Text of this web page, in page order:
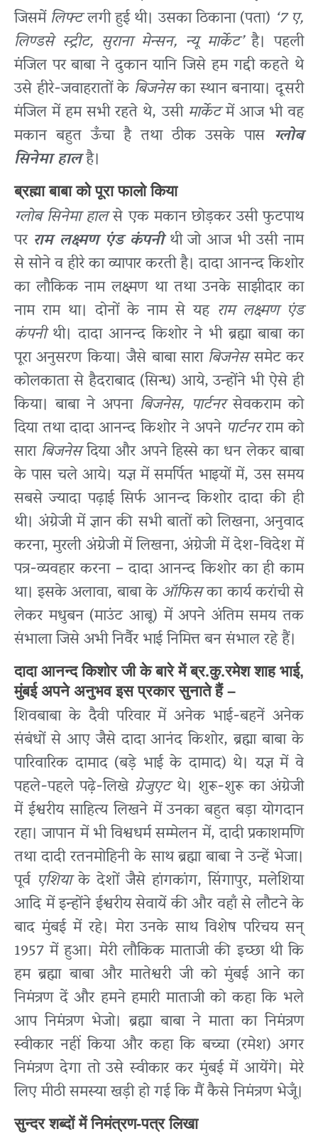
जिसमेंलिफ्टलगी हुई थी। उसका ठिकाना (पता) ‘7 ए,
लिण्डसे स्ट्रीट, सुराना मेन्सन, न्यू मार्केट’है। पहली
मंजिल पर बाबा ने दुकान यानि जिसे हम गद्दी कहते थे
उसे हीरे-जवाहरातों के बिजनेसका स्थान बनाया। दूसरी
मंजिल में हम सभी रहते थे, उसीमार्केटमें आज भी वह
मकान बहुत ऊँचा है तथा ठीक उसके पास ग्लोब
सिनेमा हालहै।
ब्रह्मा बाबा को पूरा फालो किया
ग्लोब सिनेमा हालसे एक मकान छोड़कर उसी फुटपाथ
पर राम लक्ष्मण एंड कंपनीथी जो आज भी उसी नाम
से सोने व हीरे का व्यापार करती है। दादा आनन्द किशोर
का लौकिक नाम लक्ष्मण था तथा उनके साझीदार का
नाम राम था। दोनों के नाम से यह राम लक्ष्मण एंड
कंपनीथी। दादा आनन्द किशोर ने भी ब्रह्मा बाबा का
पूरा अनुसरण किया। जैसे बाबा साराबिजनेससमेट कर
कोलकाता से हैदराबाद (सिन्ध) आये, उन्होंने भी ऐसे ही
किया। बाबा ने अपना बिजनेस, पार्टनरसेवकराम को
दिया तथा दादा आनन्द किशोर ने अपनेपार्टनरराम को
साराबिजनेसदिया और अपने हिस्से का धन लेकर बाबा
के पास चले आये। यज्ञ में समर्पित भाइयों में, उस समय
सबसे ज्यादा पढ़ाई सिर्फ आनन्द किशोर दादा की ही
थी। अंग्रेजी में ज्ञान की सभी बातों को लिखना, अनुवाद
करना, मुरली अंग्रेजी में लिखना, अंग्रेजी में देश-विदेश में
पत्र-व्यवहार करना – दादा आनन्द किशोर का ही काम
था। इसके अलावा, बाबा केऑफिसका कार्य करांची से
लेकर मधुबन (माउंट आबू) में अपने अंतिम समय तक
संभाला जिसे अभी निर्वैर भाई निमित्त बन संभाल रहे हैं।
दादा आनन्द किशोर जी के बारे में ब्र.कु.रमेश शाह भाई,
मुंबई अपने अनुभव इस प्रकार सुनाते हैं –
शिवबाबा के दैवी परिवार में अनेक भाई-बहनें अनेक
संबंधों से आए जैसे दादा आनंद किशोर, ब्रह्मा बाबा के
पारिवारिक दामाद (बड़े भाई के दामाद) थे। यज्ञ में वे
पहले-पहले पढ़े-लिखे ग्रेजुएटथे। शुरू-शुरू का अंग्रेजी
में ईश्वरीय साहित्य लिखने में उनका बहुत बड़ा योगदान
रहा। जापान में भी विश्वधर्म सम्मेलन में, दादी प्रकाशमणि
तथा दादी रतनमोहिनी के साथ ब्रह्मा बाबा ने उन्हें भेजा।
पूर्व एशियाके देशों जैसे हांगकांग, सिंगापुर, मलेशिया
आदि में इन्होंने ईश्वरीय सेवायें की और वहाँ से लौटने के
बाद मुंबई में रहे। मेरा उनके साथ विशेष परिचय सन्
1957 में हुआ। मेरी लौकिक माताजी की इच्छा थी कि
हम ब्रह्मा बाबा और मातेश्वरी जी को मुंबई आने का
निमंत्रण दें और हमने हमारी माताजी को कहा कि भले
आप निमंत्रण भेजो। ब्रह्मा बाबा ने माता का निमंत्रण
स्वीकार नहीं किया और कहा कि बच्चा (रमेश) अगर
निमंत्रण देगा तो उसे स्वीकार कर मुंबई में आयेंगे। मेरे
लिए मीठी समस्या खड़ी हो गई कि मैं कैसे निमंत्रण भेजूँ।
सुन्दर शब्दों में निमंत्रण-पत्र लिखा